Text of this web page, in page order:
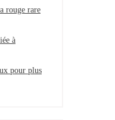
rouge rare
à
pour plus